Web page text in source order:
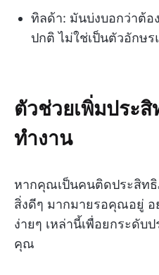
ทิลด้า: มันบ่งบอกว่าต้อ
ปกติ ไม่ใช่เป็นตัวอักษ
ตัวช่วยเพิ่มประ
ทำงาน
หากคุณเป็นคนติดประสิทธิ
สิ่งดีๆ มากมายรอคุณอยู่ อ
ง่ายๆ เหล่านี้เพื่อยกระดับ
คุณ